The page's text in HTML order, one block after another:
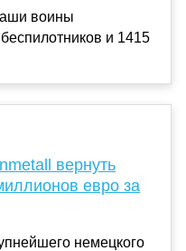
воины
и 1415
вернуть
евро за
немецкого